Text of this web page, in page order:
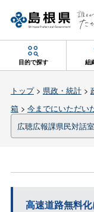
目的で探す 組
トップ> 県政・統計>
箱> 今までにいただい
広聴広報課県民対話室
高速道路無料